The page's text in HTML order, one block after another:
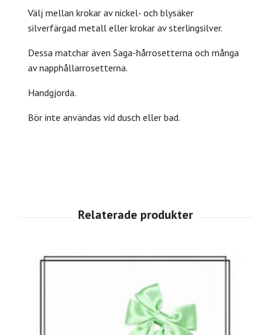
Välj mellan krokar av nickel- och blysäker
silverfärgad metall eller krokar av sterlingsilver.
Dessa matchar även Saga-hårrosetterna och många
av napphållarrosetterna.
Handgjorda.
Bör inte användas vid dusch eller bad.